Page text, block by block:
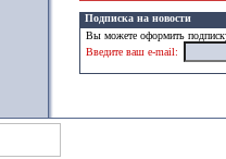
Подписка на новости
Вы можете оформить
Введите ваш e-mail: